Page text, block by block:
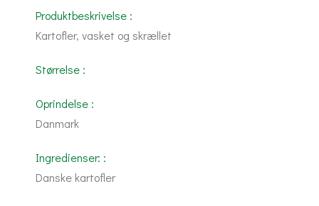
Produktbeskrivelse :
Kartofler, vasket og skrællet
Størrelse :
Oprindelse :
Danmark
Ingredienser: :
Danske kartofler